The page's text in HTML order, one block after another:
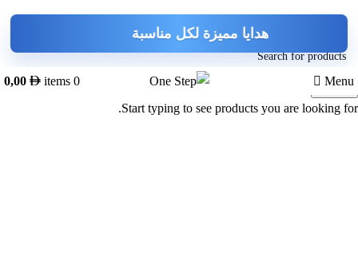
Menu
0
items
0,00
Search
Start typing to see products you are looking for.